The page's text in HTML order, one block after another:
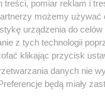
pomiar reklam i
możemy używać
urządzenia do celów
z tych technologii
klikając przycisk
danych nie
będą miały